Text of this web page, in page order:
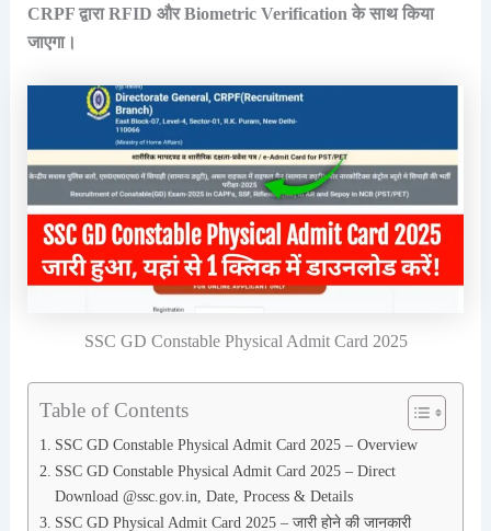
CRPF द्वारा RFID और Biometric Verification के साथ किया
जाएगा।
SSC GD Constable Physical Admit Card 2025
Table of Contents
SSC GD Constable Physical Admit Card 2025 – Overview
SSC GD Constable Physical Admit Card 2025 – Direct
Download @ssc.gov.in, Date, Process & Details
SSC GD Physical Admit Card 2025 – जारी होने की जानकारी